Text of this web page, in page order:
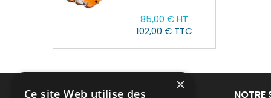
85,00 € HT
102,00 € TTC
PRODUITS NOTRE
×
Ce site Web utilise des